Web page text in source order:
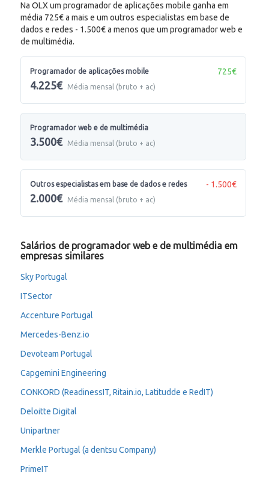
Na OLX um programador de aplicações mobile ganha em
média 725€ a mais e um outros especialistas em base de
dados e redes - 1.500€ a menos que um programador web e
de multimédia.
Programador de aplicações mobile
4.225€ Média mensal (bruto + ac)
725€
Programador web e de multimédia
3.500€ Média mensal (bruto + ac)
Outros especialistas em base de dados e redes
2.000€ Média mensal (bruto + ac)
- 1.500€
Salários de programador web e de multimédia em
empresas similares
Sky Portugal
ITSector
Accenture Portugal
Mercedes-Benz.io
Devoteam Portugal
Capgemini Engineering
CONKORD (ReadinessIT, Ritain.io, Latitudde e RedIT)
Deloitte Digital
Unipartner
Merkle Portugal (a dentsu Company)
PrimeIT